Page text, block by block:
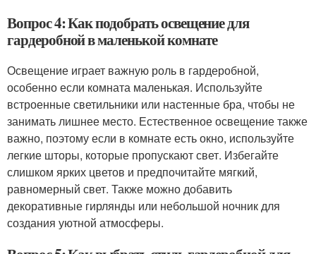
Вопрос 4: Как подобрать освещение для
гардеробной в маленькой комнате
Освещение играет важную роль в гардеробной,
особенно если комната маленькая. Используйте
встроенные светильники или настенные бра, чтобы не
занимать лишнее место. Естественное освещение также
важно, поэтому если в комнате есть окно, используйте
легкие шторы, которые пропускают свет. Избегайте
слишком ярких цветов и предпочитайте мягкий,
равномерный свет. Также можно добавить
декоративные гирлянды или небольшой ночник для
создания уютной атмосферы.